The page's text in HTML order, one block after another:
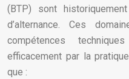
(BTP) sont
d’alternance. Ces
compétences
efficacement par la
que :